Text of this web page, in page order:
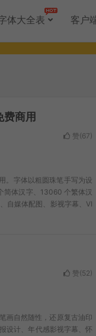
体大全表 客户
商用
赞(67)
。字体以粗圆珠笔手写为设
简体汉字、13060 个繁体汉
自媒体配图、影视字幕、VI
赞(52)
画自然随性，还原复古油印
设计、年代感影视字幕、怀